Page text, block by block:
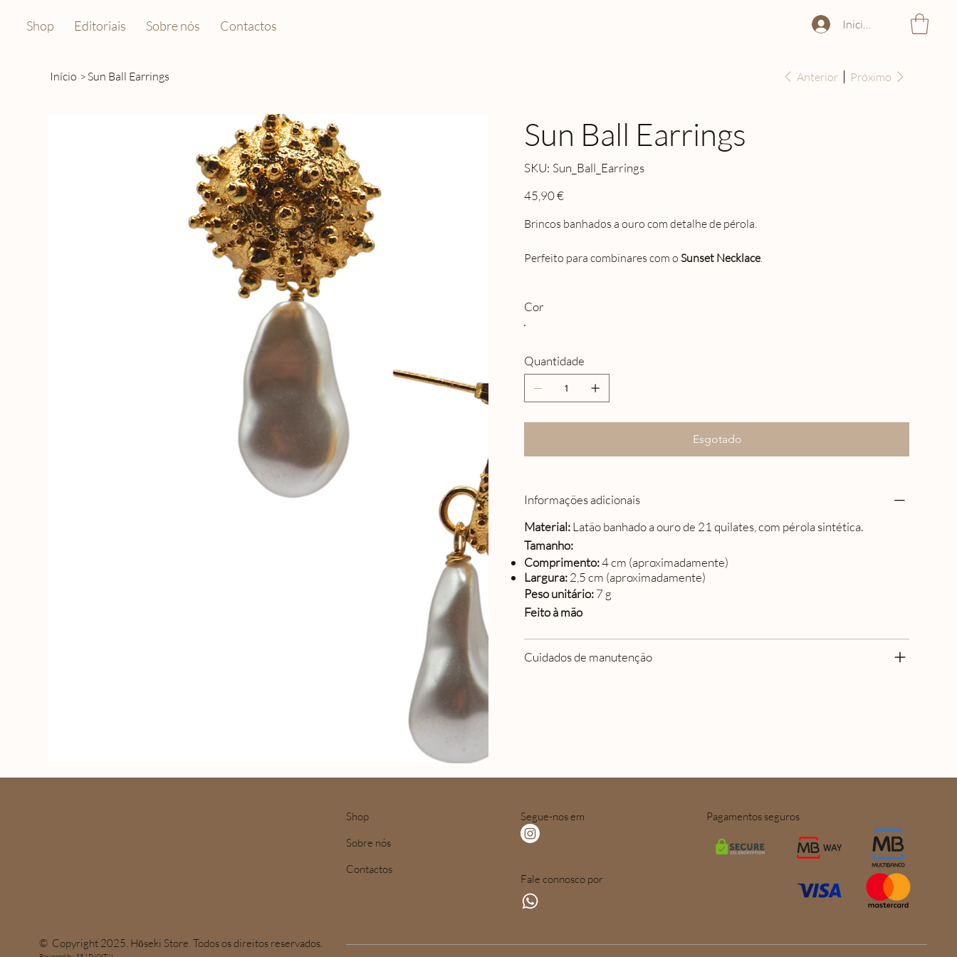
Shop Editoriais Sobre nós Contactos Iniciar sessão
Início >Sun Ball Earrings Anterior Próximo
Sun Ball Earrings
SKU: SKU
Sun_Ball_Earrings
Sun_Ball_Earrings
Preço
45,90 €
Brincos banhados a ouro com detalhe de pérola.
Perfeito para combinares com o Sunset Necklace.
Cor
Quantidade
Esgotado
Informações adicionais
Material:Latão banhado a ouro de 21 quilates, com pérola sintética.
Tamanho:
Comprimento:4 cm (aproximadamente)
Largura:2,5 cm (aproximadamente)
Peso unitário:7 g
Feito à mão
Cuidados de manutenção
© Copyright 2025. Hōseki Store. Todos os direitos reservados.
Shop
Sobre nós
Contactos
Segue-nos em
Fale connosco por
Pagamentos seguros